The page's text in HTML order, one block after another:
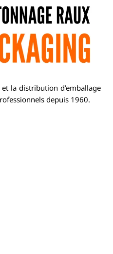
la distribution d’emballage
depuis 1960.